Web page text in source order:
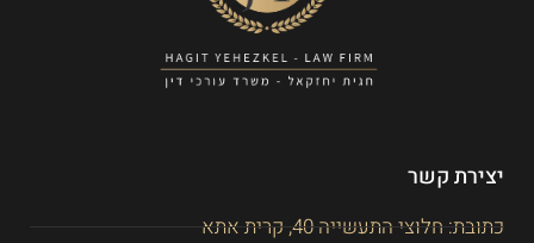
יצירת קשר
כתובת: חלוצי התעשייה 40, קרית אתא